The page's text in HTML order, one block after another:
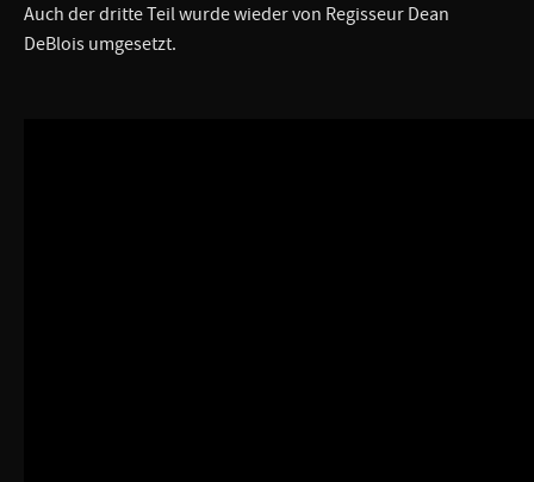
Auch der dritte Teil wurde wieder von Regisseur Dean
DeBlois umgesetzt.